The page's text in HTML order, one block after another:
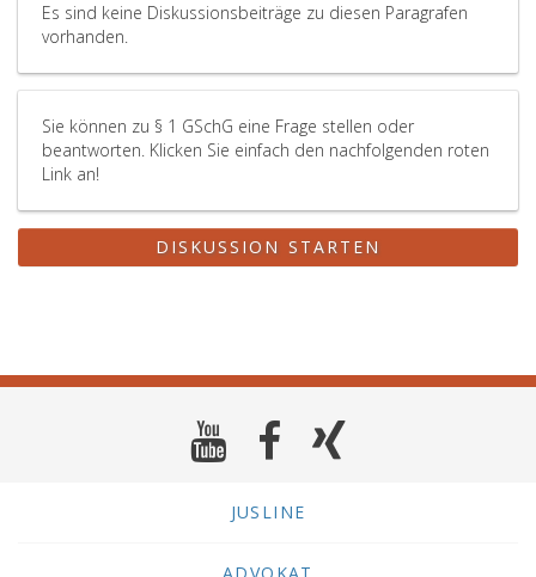
Es sind keine Diskussionsbeiträge zu diesen Paragrafen
vorhanden.
Sie können zu § 1 GSchG eine Frage stellen oder
beantworten. Klicken Sie einfach den nachfolgenden roten
Link an!
DISKUSSION STARTEN
JUSLINE